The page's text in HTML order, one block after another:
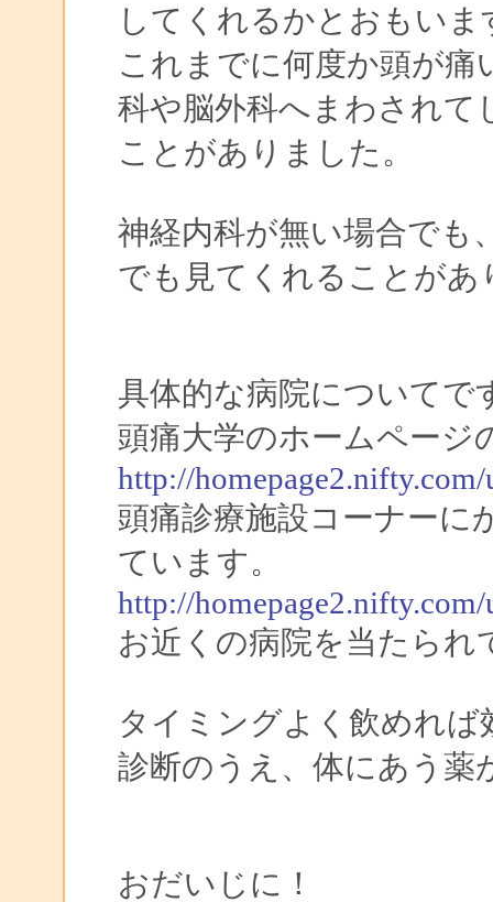
してくれるかとおもいま
これまでに何度か頭が痛
科や脳外科へまわされて
ことがありました。
神経内科が無い場合でも
でも見てくれることがあ
具体的な病院についてで
頭痛大学のホームページ
http://homepage2.nifty.com/
頭痛診療施設コーナーに
ています。
http://
お近くの病院を当たら
タイミングよく飲めれ
診断のうえ、体にあう薬
おだいじに！